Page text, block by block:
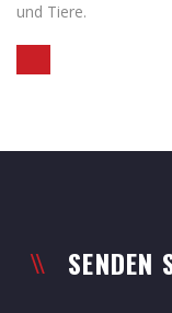
und Tiere.
SENDEN